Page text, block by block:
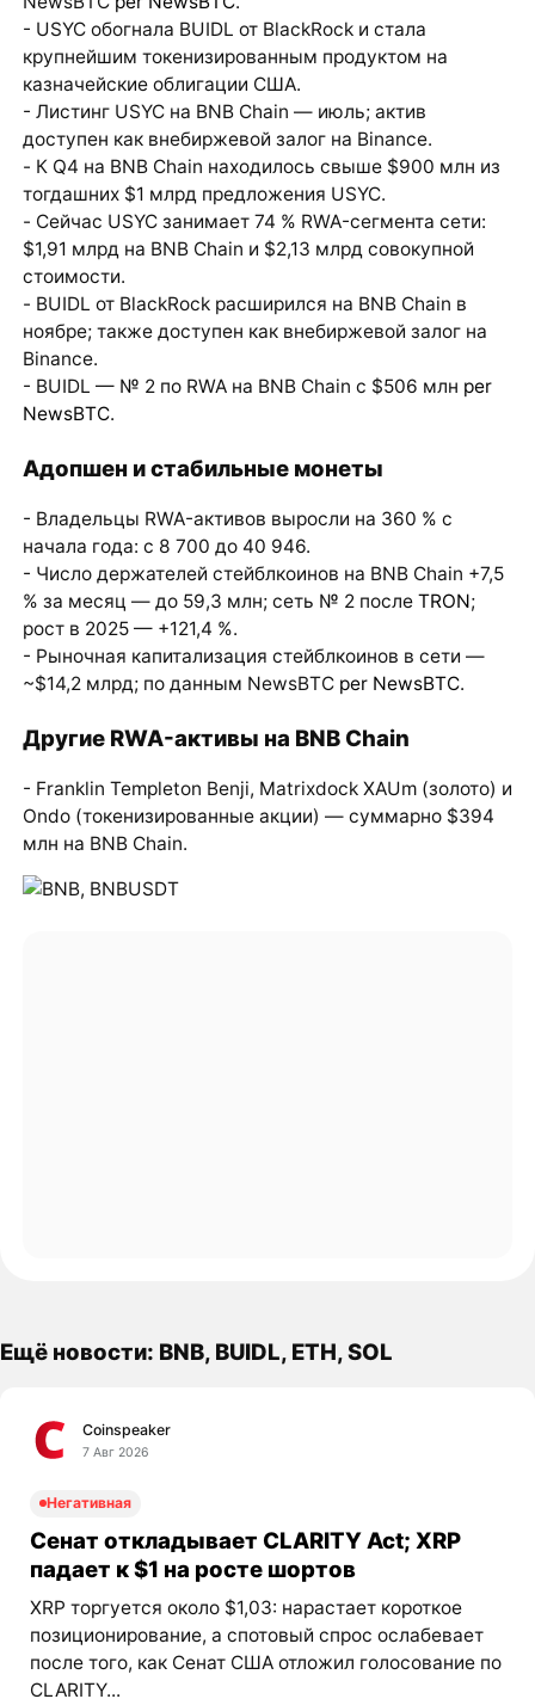
- USYC обогнала BUIDL от BlackRock и стала
крупнейшим токенизированным продуктом на
казначейские облигации США.
- Листинг USYC на BNB Chain — июль; актив
доступен как внебиржевой залог на Binance.
- К Q4 на BNB Chain находилось свыше $900 млн из
тогдашних $1 млрд предложения USYC.
- Сейчас USYC занимает 74 % RWA-сегмента сети:
$1,91 млрд на BNB Chain и $2,13 млрд совокупной
стоимости.
- BUIDL от BlackRock расширился на BNB Chain в
ноябре; также доступен как внебиржевой залог на
Binance.
- BUIDL — № 2 по RWA на BNB Chain с $506 млн per
NewsBTC.
Адопшен и стабильные монеты
- Владельцы RWA-активов выросли на 360 % с
начала года: с 8 700 до 40 946.
- Число держателей стейблкоинов на BNB Chain +7,5
% за месяц — до 59,3 млн; сеть № 2 после TRON;
рост в 2025 — +121,4 %.
- Рыночная капитализация стейблкоинов в сети —
~$14,2 млрд; по данным NewsBTC per NewsBTC.
Другие RWA-активы на BNB Chain
- Franklin Templeton Benji, Matrixdock XAUm (золото) и
Ondo (токенизированные акции) — суммарно $394
млн на BNB Chain.
Ещё новости: BNB, BUIDL, ETH, SOL
Coinspeaker
7 Авг 2026
Негативная
Сенат откладывает CLARITY Act; XRP
падает к $1 на росте шортов
XRP торгуется около $1,03: нарастает короткое
позиционирование, а спотовый спрос ослабевает
после того, как Сенат США отложил голосование по
CLARITY...